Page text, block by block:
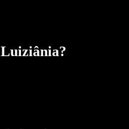
Luiziânia?